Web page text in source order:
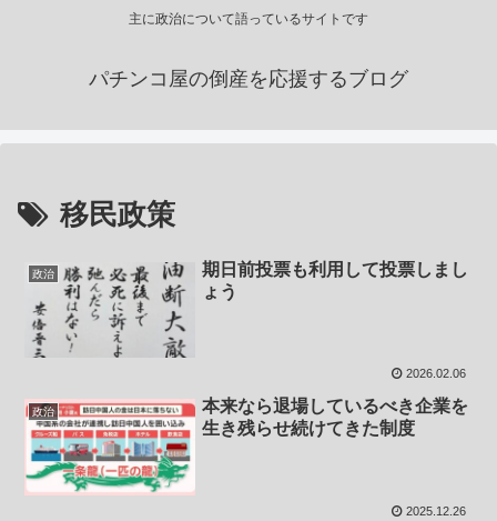
主に政治について語っているサイトです
パチンコ屋の倒産を応援するブログ
移民政策
政治
期日前投票も利用して投票しまし
ょう
2026.02.06
政治
本来なら退場しているべき企業を
生き残らせ続けてきた制度
2025.12.26